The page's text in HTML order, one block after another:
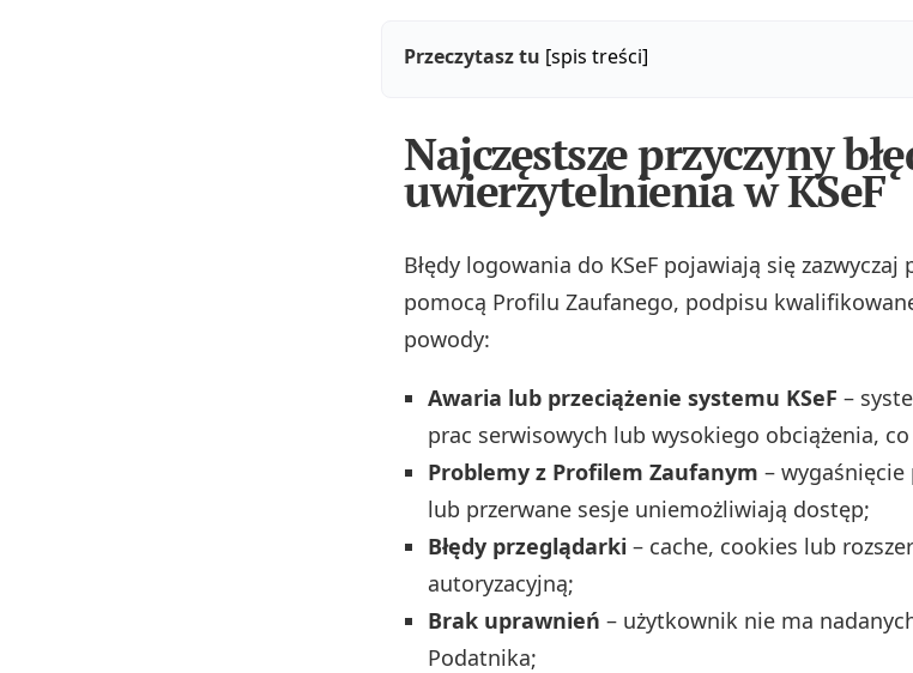
Przeczytasz tu [spis treści]
Najczęstsze przyczyny
uwierzytelnienia w KSeF
Błędy logowania do KSeF pojawiają się
pomocą Profilu Zaufanego, podpisu
powody:
Awaria lub przeciążenie systemu KSeF –
prac serwisowych lub wysokiego obciążenia,
Problemy z Profilem Zaufanym –
lub przerwane sesje uniemożliwiają dostęp;
Błędy przeglądarki – cache, cookies lub
autoryzacyjną;
Brak uprawnień – użytkownik nie ma
Podatnika;